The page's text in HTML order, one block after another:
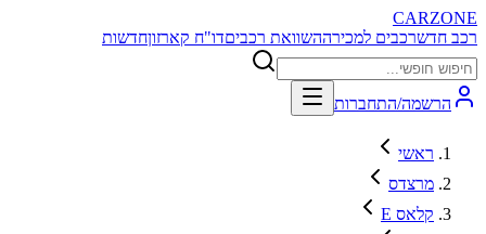
CARZONE
רכב חדשרכבים למכירההשוואת רכביםדו"ח קארזוןחדשות
הרשמה/התחברות
ראשי
מרצדס
E קלאס